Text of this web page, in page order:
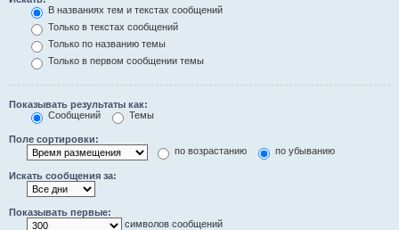
В названиях тем и текстах сообщений
Только в текстах сообщений
Только по названию темы
Только в первом сообщении темы
Показывать результаты как:
Сообщений
Темы
Поле сортировки:
по возрастанию
по убыванию
Искать сообщения за:
Показывать первые:
символов сообщений